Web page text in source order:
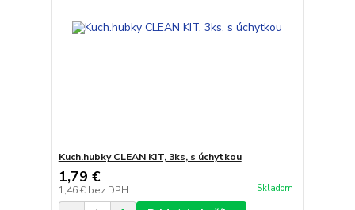
Kuch.hubky CLEAN KIT, 3ks, s úchytkou
1,79 €
1,46 € bez DPH Skladom